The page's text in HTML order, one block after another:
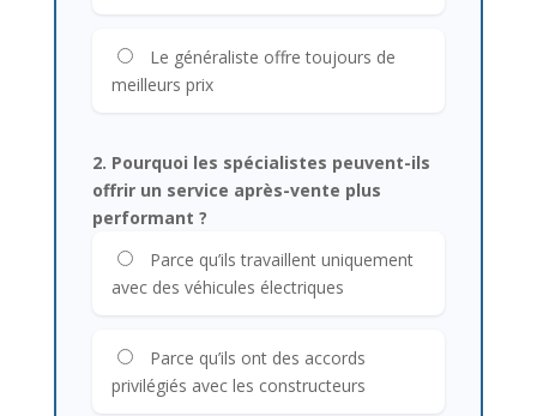
Le généraliste offre toujours de
meilleurs prix
2. Pourquoi les spécialistes peuvent-ils
offrir un service après-vente plus
performant ?
Parce qu’ils travaillent uniquement
avec des véhicules électriques
Parce qu’ils ont des accords
privilégiés avec les constructeurs